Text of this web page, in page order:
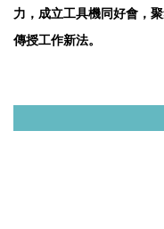
力，成立工具機同好會，
傳授工作新法。